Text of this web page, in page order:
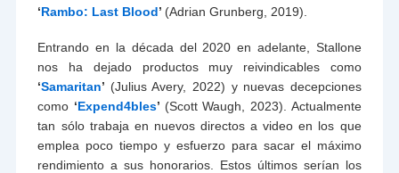
‘Rambo: Last Blood’ (Adrian Grunberg, 2019).
Entrando en la década del 2020 en adelante, Stallone
nos ha dejado productos muy reivindicables como
‘Samaritan’ (Julius Avery, 2022) y nuevas decepciones
como ‘Expend4bles’ (Scott Waugh, 2023). Actualmente
tan sólo trabaja en nuevos directos a video en los que
emplea poco tiempo y esfuerzo para sacar el máximo
rendimiento a sus honorarios. Estos últimos serían los